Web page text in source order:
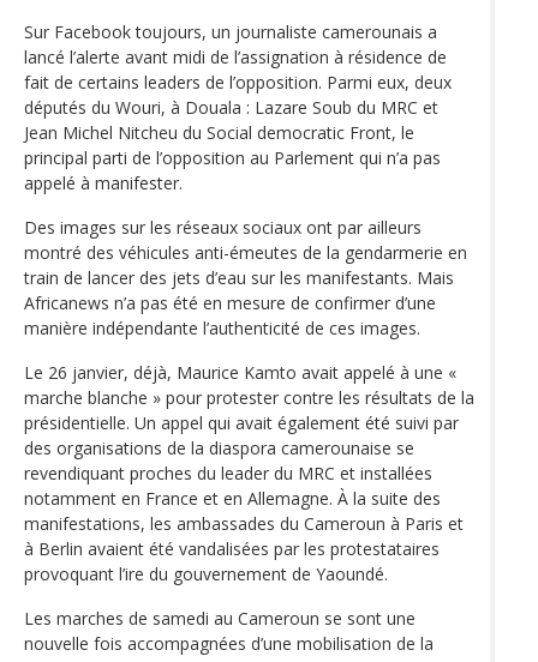
Sur Facebook toujours, un journaliste camerounais a
lancé l’alerte avant midi de l’assignation à résidence de
fait de certains leaders de l’opposition. Parmi eux, deux
députés du Wouri, à Douala : Lazare Soub du MRC et
Jean Michel Nitcheu du Social democratic Front, le
principal parti de l’opposition au Parlement qui n’a pas
appelé à manifester.
Des images sur les réseaux sociaux ont par ailleurs
montré des véhicules anti-émeutes de la gendarmerie en
train de lancer des jets d’eau sur les manifestants. Mais
Africanews n’a pas été en mesure de confirmer d’une
manière indépendante l’authenticité de ces images.
Le 26 janvier, déjà, Maurice Kamto avait appelé à une «
marche blanche » pour protester contre les résultats de la
présidentielle. Un appel qui avait également été suivi par
des organisations de la diaspora camerounaise se
revendiquant proches du leader du MRC et installées
notamment en France et en Allemagne. À la suite des
manifestations, les ambassades du Cameroun à Paris et
à Berlin avaient été vandalisées par les protestataires
provoquant l’ire du gouvernement de Yaoundé.
Les marches de samedi au Cameroun se sont une
nouvelle fois accompagnées d’une mobilisation de la